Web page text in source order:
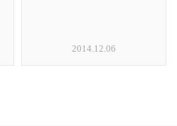
2014.12.06